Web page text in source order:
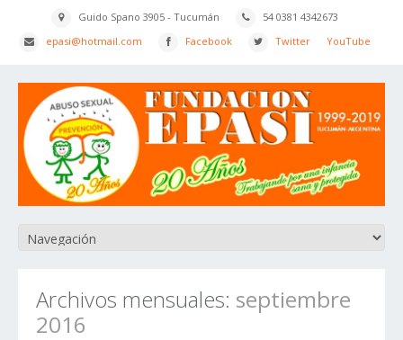
Guido Spano 3905 - Tucumán
54 0381 4342673
epasi@hotmail.com
Facebook Twitter YouTube
Archivos mensuales: septiembre
2016